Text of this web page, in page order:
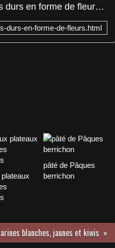
oeufs durs en forme de fleurs - toc-cuisine.fr
durs-en-forme-de-fleurs.html
pâté de Pâques
berrichon
blanches, jaunes et kiwis